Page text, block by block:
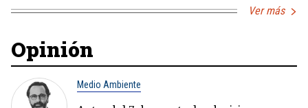
Ver más
Opinión
Medio Ambiente